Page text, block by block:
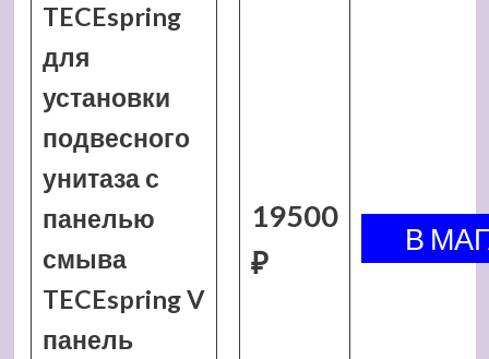
TECEspring
для
установки
подвесного
унитаза с
панелью
смыва
TECEspring V
панель
19500
₽